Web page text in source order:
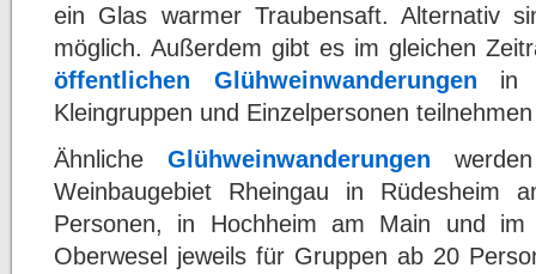
ein Glas warmer Traubensaft. Alternativ
möglich. Außerdem gibt es im gleichen
öffentlichen Glühweinwanderungen in
Kleingruppen und Einzelpersonen
ÄhnlicheGlühweinwanderungen
Weinbaugebiet Rheingau in
Personen, in Hochheim am Main und im
Oberwesel jeweils für Gruppen ab 20